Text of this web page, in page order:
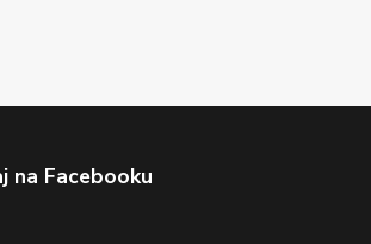
na Facebooku